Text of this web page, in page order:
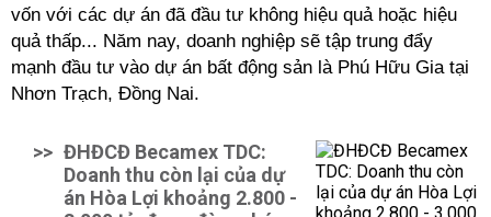
vốn với các dự án đã đầu tư không hiệu quả hoặc hiệu
quả thấp... Năm nay, doanh nghiệp sẽ tập trung đẩy
mạnh đầu tư vào dự án bất động sản là Phú Hữu Gia tại
Nhơn Trạch, Đồng Nai.
>> ĐHĐCĐ Becamex TDC:
Doanh thu còn lại của dự
án Hòa Lợi khoảng 2.800 -